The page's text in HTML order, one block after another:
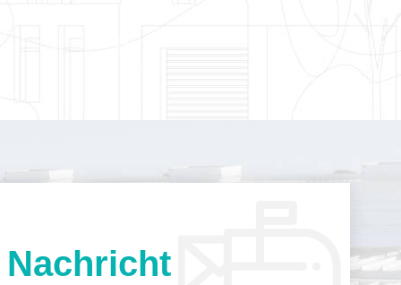
Nachricht